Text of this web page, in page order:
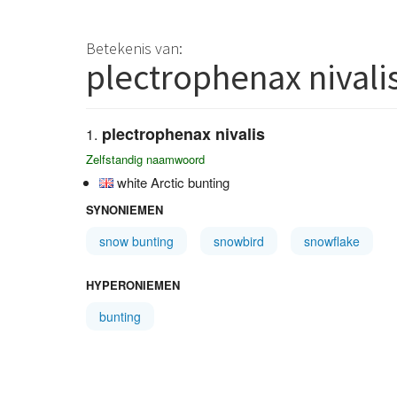
Betekenis van:
plectrophenax
plectrophenax nivalis
Zelfstandig naamwoord
white Arctic bunting
SYNONIEMEN
snow bunting snowbird snowflake
HYPERONIEMEN
bunting